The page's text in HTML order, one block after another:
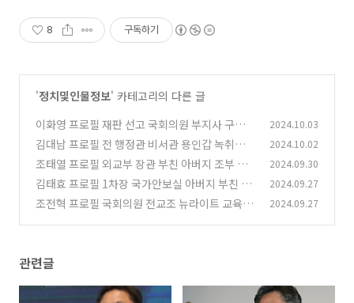
8 구독하기
'정치및인물정보' 카테고리의 다른 글
이화영 프로필 재판 선고 국회의원 부지사 구속
청문회 나이 학력 고향
(0)
2024.10.03
김대남 프로필 전 행정관 비서관 용인갑 녹취록
논란 고향 탈당
(0)
2024.10.02
조태열 프로필 외교부 장관 부친 아버지 조부 학
력 나이 고향
(0)
2024.09.30
김태효 프로필 1차장 국가안보실 아버지 부친 국
기에 대한 경례 애국가
(0)
2024.09.27
조전혁 프로필 국회의원 전교조 뉴라이트 교육감
2024.09.27
관련글